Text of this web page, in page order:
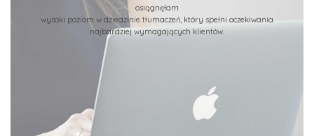
osiągnęłam
wysoki poziom w dziedzinie tłumaczeń, który spełni oczekiwania
najbardziej wymagających klientów.